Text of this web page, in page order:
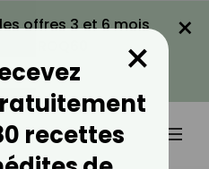
offres 3 et 6 mois
PROMO
×
recettes
×